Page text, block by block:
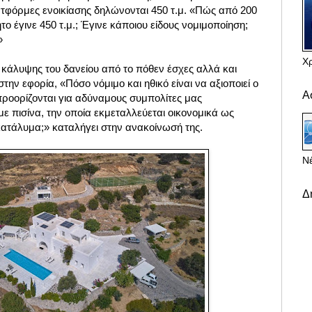
ενοικίασης δηλώνονται 450 τ.μ. «Πώς από 200
έγινε 450 τ.μ.; Έγινε κάποιου είδους νομιμοποίηση;
του δανείου από το πόθεν έσχες αλλά και
εφορία, «Πόσο νόμιμο και ηθικό είναι να αξιοποιεί ο
για αδύναμους συμπολίτες μας
πισίνα, την οποία εκμεταλλεύεται οικονομικά ως
καταλήγει στην ανακοίνωσή της.